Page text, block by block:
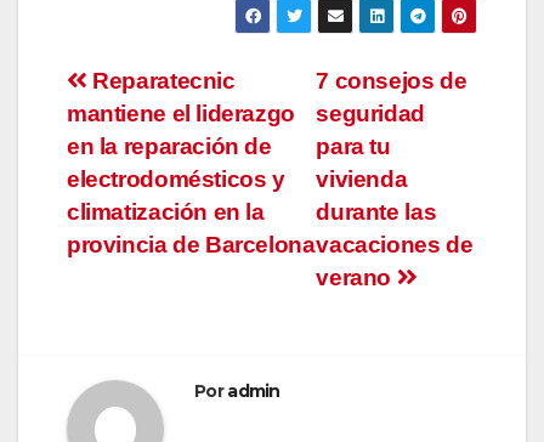
Navegación
de
entradas
7 consejos de
seguridad
para tu
vivienda
durante las
vacaciones de
verano
Reparatecnic
mantiene el liderazgo
en la reparación de
electrodomésticos y
climatización en la
provincia de Barcelona
Poradmin